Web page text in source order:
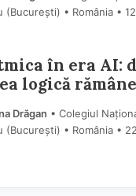
(Bucureşti) • România
în era AI:
logică
Drăgan • Colegiul
(Bucureşti) • România